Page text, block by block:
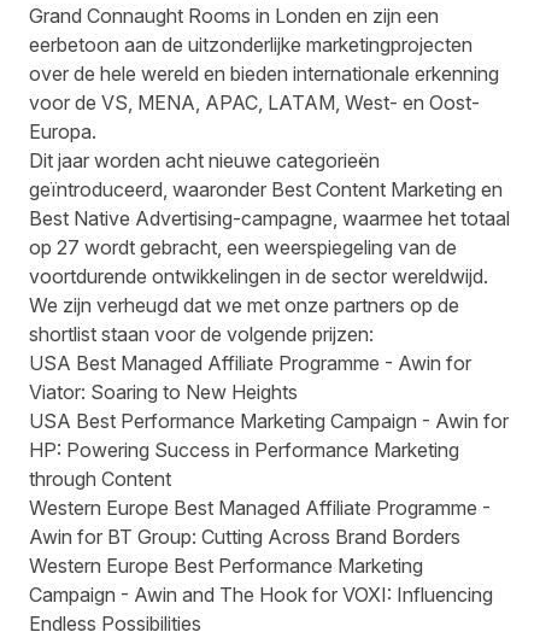
Grand Connaught Rooms in Londen en zijn een
eerbetoon aan de uitzonderlijke marketingprojecten
over de hele wereld en bieden internationale erkenning
voor de VS, MENA, APAC, LATAM, West- en Oost-
Europa.
Dit jaar worden acht nieuwe categorieën
geïntroduceerd, waaronder Best Content Marketing en
Best Native Advertising-campagne, waarmee het totaal
op 27 wordt gebracht, een weerspiegeling van de
voortdurende ontwikkelingen in de sector wereldwijd.
We zijn verheugd dat we met onze partners op de
shortlist staan voor de volgende prijzen:
USA Best Managed Affiliate Programme - Awin for
Viator: Soaring to New Heights
USA Best Performance Marketing Campaign - Awin for
HP: Powering Success in Performance Marketing
through Content
Western Europe Best Managed Affiliate Programme -
Awin for BT Group: Cutting Across Brand Borders
Western Europe Best Performance Marketing
Campaign - Awin and The Hook for VOXI: Influencing
Endless Possibilities